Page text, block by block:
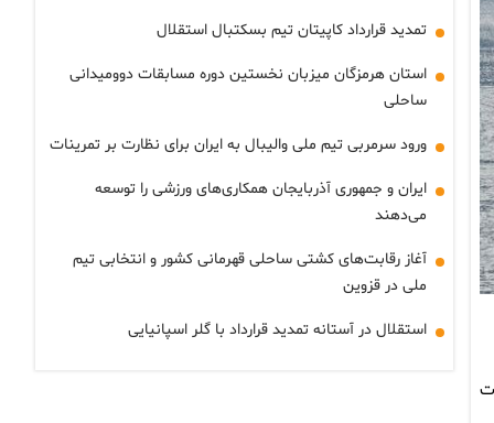
تمدید قرارداد کاپیتان تیم بسکتبال استقلال
استان هرمزگان میزبان نخستین دوره مسابقات دوومیدانی
ساحلی
ورود سرمربی تیم ملی والیبال به ایران برای نظارت بر تمرینات
ایران و جمهوری آذربایجان همکاری‌های ورزشی را توسعه
می‌دهند
آغاز رقابت‌های کشتی ساحلی قهرمانی کشور و انتخابی تیم
ملی در قزوین
استقلال در آستانه تمدید قرارداد با گلر اسپانیایی